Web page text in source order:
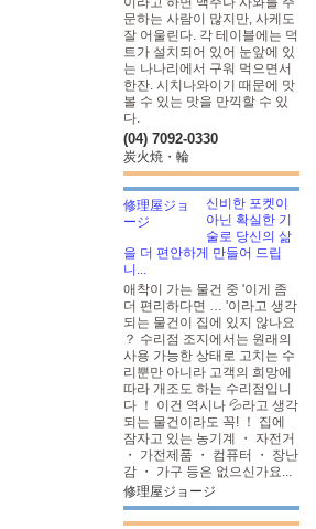
문하는 사람이 많지만, 사케도
잘 어울린다. 각 테이블에는 덕
트가 설치되어 있어 눈앞에 있
는 나나리에서 구워 먹으면서
한잔. 시치나와이기 때문에 맛
볼 수 있는 맛을 만끽할 수 있
다.
(04) 7092-0330
炭火焼・輪
신비한 포켓이
아닌 확실한 기
술로 당신의 삶
을 더 편안하게 만들어 드립
니...
애착이 가는 물건 중 '이게 좀
더 편리하다면 … '이라고 생각
되는 물건이 집에 있지 않나요
？ 수리점 조지에서는 원래의
사용 가능한 상태로 고치는 수
리뿐만 아니라 고객의 희망에
따라 개조도 하는 수리점입니
다 ！ 이건 역시나 💦라고 생각
되는 물건이라도 꼭! ！ 집에
잠자고 있는 농기계 ・ 자전거
・ 가전제품 ・ 컴퓨터 ・ 장난
감 ・ 가구 등은 없으신가요...
修理屋ジョージ